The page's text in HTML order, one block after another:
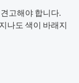
고해야 합니다.
나도 색이 바래지